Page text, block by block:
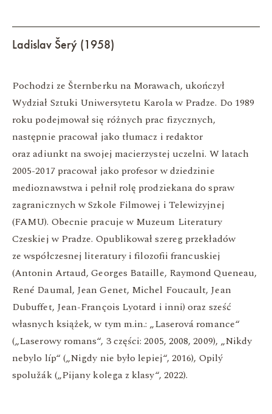
Ladislav Šerý (1958)
Pochodzi ze Šternberku na Morawach, ukończył
Wydział Sztuki Uniwersytetu Karola w Pradze. Do 1989
roku podejmował się różnych prac fizycznych,
następnie pracował jako tłumacz i redaktor
oraz adiunkt na swojej macierzystej uczelni. W latach
2005-2017 pracował jako profesor w dziedzinie
medioznawstwa i pełnił rolę prodziekana do spraw
zagranicznych w Szkole Filmowej i Telewizyjnej
(FAMU). Obecnie pracuje w Muzeum Literatury
Czeskiej w Pradze. Opublikował szereg przekładów
ze współczesnej literatury i filozofii francuskiej
(Antonin Artaud, Georges Bataille, Raymond Queneau,
René Daumal, Jean Genet, Michel Foucault, Jean
Dubuffet, Jean-François Lyotard i inni) oraz sześć
własnych książek, w tym m.in.: „Laserová romance“
(„Laserowy romans“, 3 części: 2005, 2008, 2009), „Nikdy
nebylo líp“ („Nigdy nie było lepiej“, 2016), Opilý
spolužák („Pijany kolega z klasy“, 2022).